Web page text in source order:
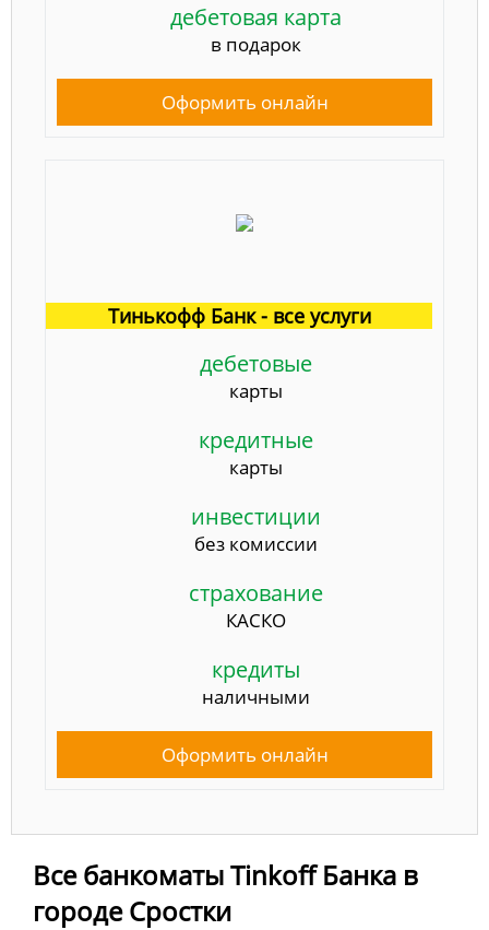
дебетовая карта
в подарок
Оформить онлайн
Тинькофф Банк - все услуги
дебетовые
карты
кредитные
карты
инвестиции
без комиссии
страхование
КАСКО
кредиты
наличными
Оформить онлайн
Все банкоматы Tinkoff Банка в
городе Сростки